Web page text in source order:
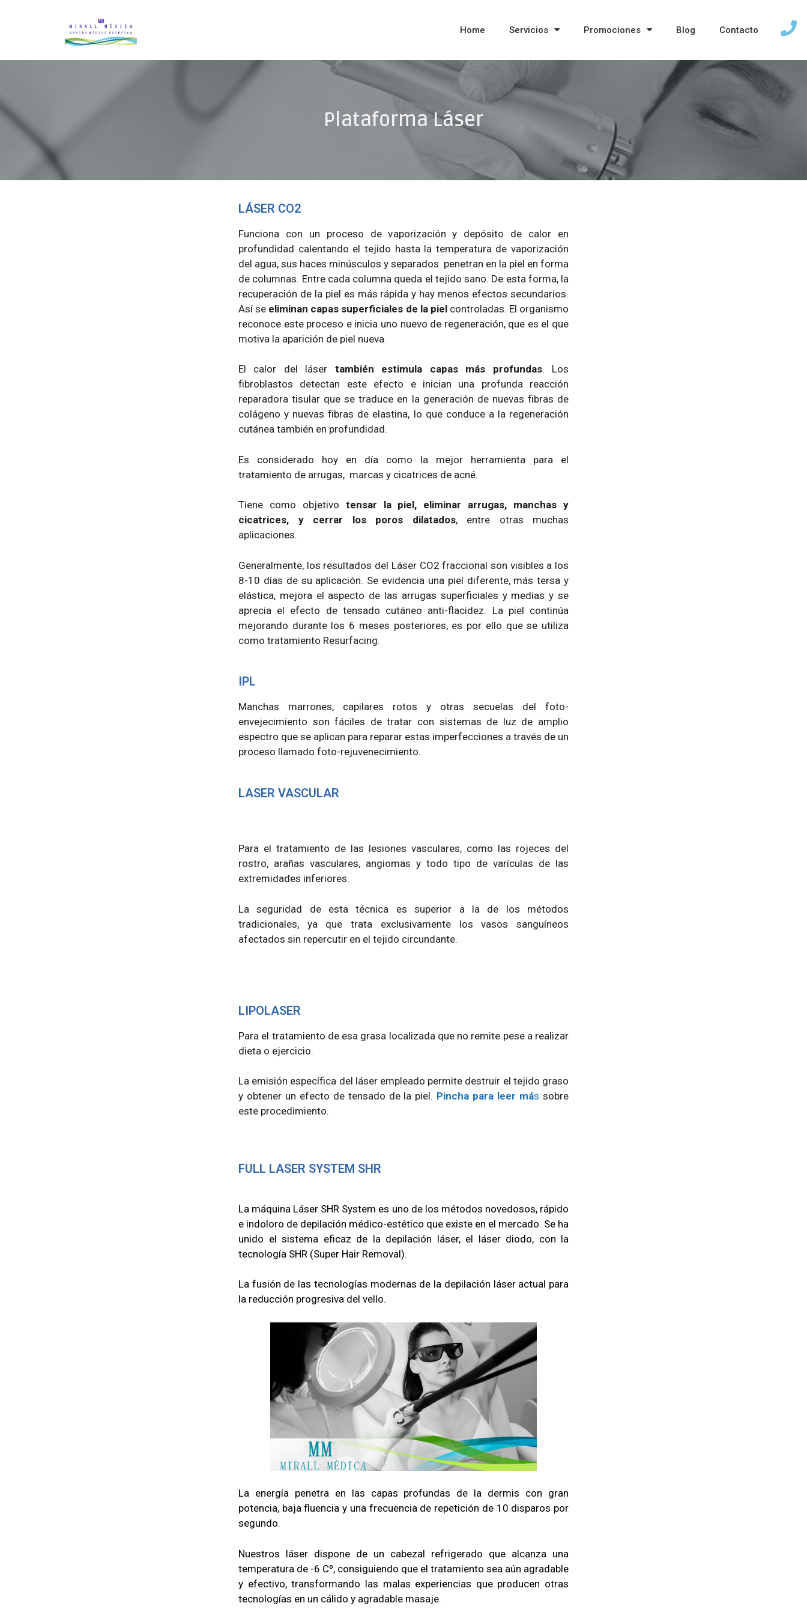
Home Servicios Promociones Blog Contacto
Plataforma Láser
LÁSER CO2
Funciona con un proceso de vaporización y depósito de calor en
profundidad calentando el tejido hasta la temperatura de vaporización
del agua, sus haces minúsculos y separados penetran en la piel en forma
de columnas. Entre cada columna queda el tejido sano. De esta forma, la
recuperación de la piel es más rápida y hay menos efectos secundarios.
Así se eliminan capas superficiales de la pielcontroladas. El organismo
reconoce este proceso e inicia uno nuevo de regeneración, que es el que
motiva la aparición de piel nueva.
El calor del láser también estimula capas más profundas. Los
fibroblastos detectan este efecto e inician una profunda reacción
reparadora tisular que se traduce en la generación de nuevas fibras de
colágeno y nuevas fibras de elastina, lo que conduce a la regeneración
cutánea también en profundidad.
Es considerado hoy en día como la mejor herramienta para el
tratamiento de arrugas, marcas y cicatrices de acné.
Tiene como objetivo tensar la piel, eliminar arrugas, manchas y
cicatrices, y cerrar los poros dilatados, entre otras muchas
aplicaciones.
Generalmente, los resultados del Láser CO2 fraccional son visibles a los
8-10 días de su aplicación. Se evidencia una piel diferente, más tersa y
elástica, mejora el aspecto de las arrugas superficiales y medias y se
aprecia el efecto de tensado cutáneo anti-flacidez. La piel continúa
mejorando durante los 6 meses posteriores, es por ello que se utiliza
como tratamiento Resurfacing.
IPL
Manchas marrones, capilares rotos y otras secuelas del foto-
envejecimiento son fáciles de tratar con sistemas de luz de amplio
espectro que se aplican para reparar estas imperfecciones a través de un
proceso llamado foto-rejuvenecimiento.
LASER VASCULAR
Para el tratamiento de las lesiones vasculares, como las rojeces del
rostro, arañas vasculares, angiomas y todo tipo de varículas de las
extremidades inferiores.
La seguridad de esta técnica es superior a la de los métodos
tradicionales, ya que trata exclusivamente los vasos sanguíneos
afectados sin repercutir en el tejido circundante.
LIPOLASER
Para el tratamiento de esa grasa localizada que no remite pese a realizar
dieta o ejercicio.
La emisión específica del láser empleado permite destruir el tejido graso
y obtener un efecto de tensado de la piel. Pincha para leer más sobre
este procedimiento.
FULL LASER SYSTEM SHR
La máquina Láser SHR System es uno de los métodos novedosos, rápido
e indoloro de depilación médico-estético que existe en el mercado. Se ha
unido el sistema eficaz de la depilación láser, el láser diodo, con la
tecnología SHR (Super Hair Removal).
La fusión de las tecnologías modernas de la depilación láser actual para
la reducción progresiva del vello.
La energía penetra en las capas profundas de la dermis con gran
potencia, baja fluencia y una frecuencia de repetición de 10 disparos por
segundo.
Nuestros láser dispone de un cabezal refrigerado que alcanza una
temperatura de -6 Cº, consiguiendo que el tratamiento sea aún agradable
y efectivo, transformando las malas experiencias que producen otras
tecnologías en un cálido y agradable masaje.